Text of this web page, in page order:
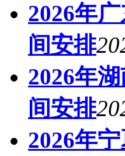
2026年
间安排
2026年
间安排
2026年